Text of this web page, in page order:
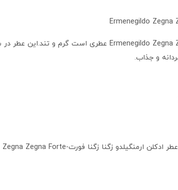
عطر ادکلن ارمنگیلدو زگنا زگنا فورت-Ermenegildo Zegna Zegna Forte